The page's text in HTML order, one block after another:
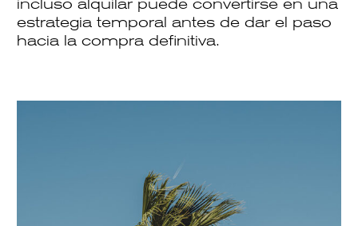
estrategia temporal antes de dar el paso
hacia la compra definitiva.